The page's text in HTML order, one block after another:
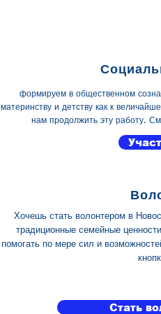
формируем в общественном
материнству и детству как к
нам продолжить эту работу.
Хочешь стать волонтером в
традиционные семейные
помогать по мере сил и
Стать